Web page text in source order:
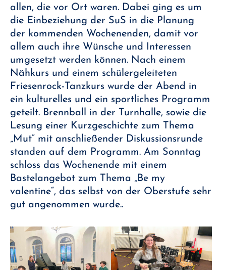
allen, die vor Ort waren. Dabei ging es um
die Einbeziehung der SuS in die Planung
der kommenden Wochenenden, damit vor
allem auch ihre Wünsche und Interessen
umgesetzt werden können. Nach einem
Nähkurs und einem schülergeleiteten
Friesenrock-Tanzkurs wurde der Abend in
ein kulturelles und ein sportliches Programm
geteilt. Brennball in der Turnhalle, sowie die
Lesung einer Kurzgeschichte zum Thema
„Mut“ mit anschließender Diskussionsrunde
standen auf dem Programm. Am Sonntag
schloss das Wochenende mit einem
Bastelangebot zum Thema „Be my
valentine“, das selbst von der Oberstufe sehr
gut angenommen wurde..